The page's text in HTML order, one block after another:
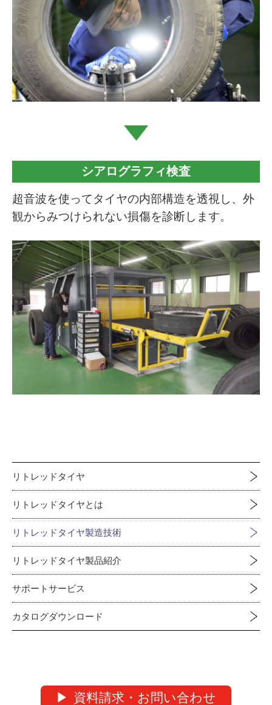
シアログラフィ検査
超音波を使ってタイヤの内部構造を透視し、外
観からみつけられない損傷を診断します。
リトレッドタイヤ
リトレッドタイヤとは
リトレッドタイヤ製造技術
リトレッドタイヤ製品紹介
サポートサービス
カタログダウンロード
資料請求・お問い合わせ